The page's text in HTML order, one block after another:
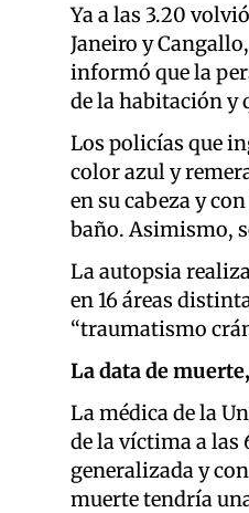
Ya a las 3.20
Janeiro y
informó que la
de la habitación y
Los policías que
color azul y
en su cabeza y
baño. Asimismo,
La autopsia
en 16 áreas
“traumatismo
La data de
La médica de la
de la víctima a las
generalizada y
muerte tendría